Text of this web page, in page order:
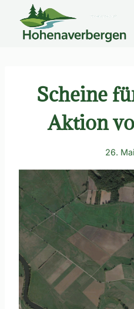
Inhalt
springen
Scheine
Aktion
26.